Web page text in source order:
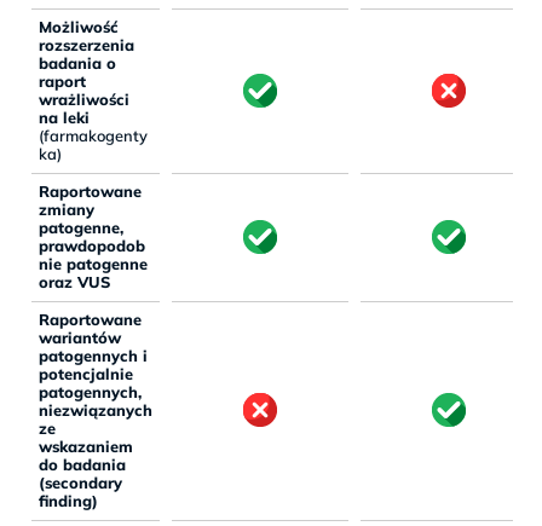
Możliwość
rozszerzenia
badania o
raport
wrażliwości
na leki
(farmakogenty
ka)
Raportowane
zmiany
patogenne,
prawdopodob
nie patogenne
oraz VUS
Raportowane
wariantów
patogennych i
potencjalnie
patogennych,
niezwiązanych
ze
wskazaniem
do badania
(secondary
finding)